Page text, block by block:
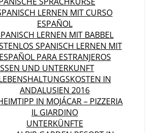
LERNEN MIT CURSO
ESPAÑOL
LERNEN MIT BABBEL
SPANISCH LERNEN MIT
ESPAÑOL PARA ESTRANJEROS
UND UNTERKUNFT
IN
ANDALUSIEN 2016
IN MOJÁCAR – PIZZERIA
IL GIARDINO
UNTERKÜNFTE